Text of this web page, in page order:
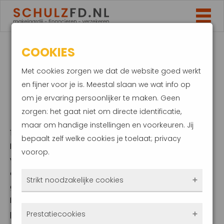
NHG-GRENS STIJGT
IN 2026 NAAR €
470.000
11 oktober 2025
De Nationale Hypotheek Garantie (NHG)
wordt in 2026 opnieuw iets ruimer. De
overheid heeft bekendgemaakt dat de NHG-
grens stijgt van € 450.000 naar € 470.000.
Daarmee kunnen meer huizenkopers
profiteren van de zekerheid die het vangnet
COOKIES
Met cookies zorgen we dat de website goed werkt
en fijner voor je is. Meestal slaan we wat info op
om je ervaring persoonlijker te maken. Geen
zorgen: het gaat niet om directe identificatie,
maar om handige instellingen en voorkeuren. Jij
bepaalt zelf welke cookies je toelaat; privacy
voorop.
Strikt noodzakelijke cookies
Prestatiecookies